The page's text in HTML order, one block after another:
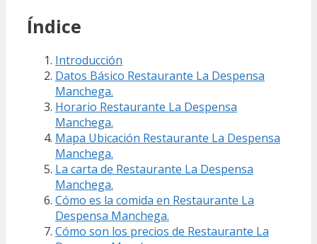
Índice
Introducción
Datos Básico Restaurante La Despensa
Manchega.
Horario Restaurante La Despensa
Manchega.
Mapa Ubicación Restaurante La Despensa
Manchega.
La carta de Restaurante La Despensa
Manchega.
Cómo es la comida en Restaurante La
Despensa Manchega.
Cómo son los precios de Restaurante La